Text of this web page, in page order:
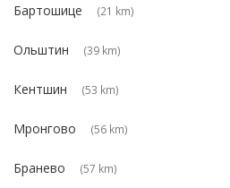
Бартошице (21 km)
Ольштин (39 km)
Кентшин (53 km)
Мронгово (56 km)
Бранево (57 km)